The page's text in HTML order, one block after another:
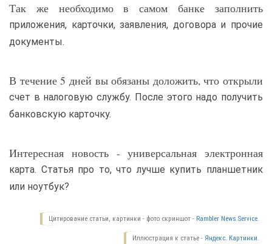
Так же необходимо в самом банке заполнить
приложения, карточки, заявления, договора и прочие
документы.
В течение 5 дней вы обязаны доложить, что открыли
счет в налоговую службу. После этого надо получить
банковскую карточку.
Интересная новость - универсальная электронная
карта. Статья про то, что лучше купить планшетник
или ноутбук?
Цитирование статьи, картинки - фото скриншот - Rambler News Service.
Иллюстрация к статье - Яндекс. Картинки.